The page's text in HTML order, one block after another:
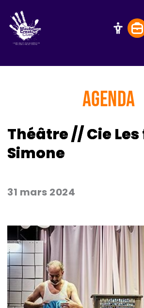
AGENDA
Théâtre // Cie
Simone
31 mars 2024